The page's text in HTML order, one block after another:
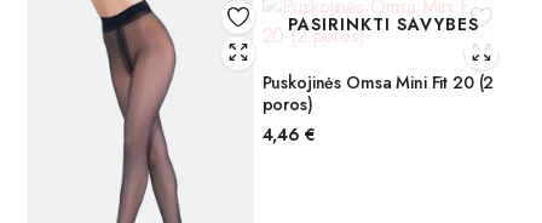
PASIRINKTI SAVYBES
Puskojinės Omsa Mini Fit 20 (2
poros)
4,46 €